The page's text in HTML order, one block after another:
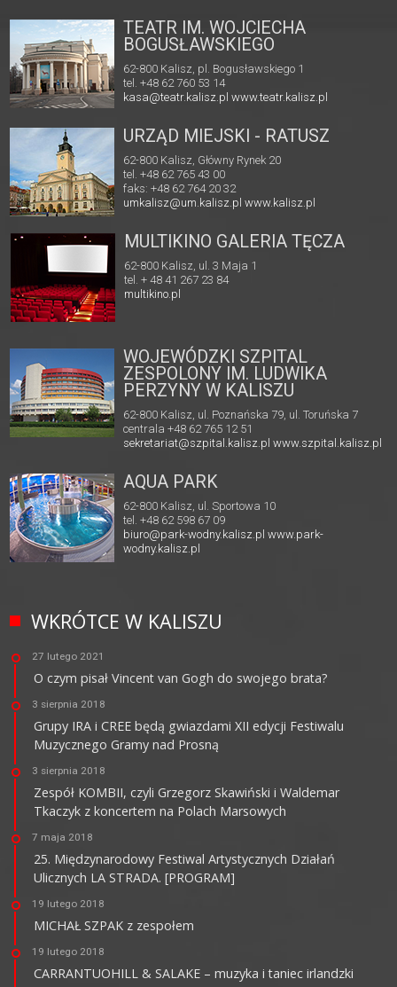
TEATR IM. WOJCIECHA
BOGUSŁAWSKIEGO
62-800 Kalisz, pl. Bogusławskiego 1
tel. +48 62 760 53 14
kasa@teatr.kalisz.pl www.teatr.kalisz.pl
URZĄD MIEJSKI - RATUSZ
62-800 Kalisz, Główny Rynek 20
tel. +48 62 765 43 00
faks: +48 62 764 20 32
umkalisz@um.kalisz.plwww.kalisz.pl
MULTIKINO GALERIA TĘCZA
62-800 Kalisz, ul. 3 Maja 1
tel. + 48 41 267 23 84
multikino.pl
WOJEWÓDZKI SZPITAL
ZESPOLONY IM. LUDWIKA
PERZYNY W KALISZU
62-800 Kalisz, ul. Poznańska 79, ul. Toruńska 7
centrala +48 62 765 12 51
sekretariat@szpital.kalisz.pl www.szpital.kalisz.pl
AQUA PARK
62-800 Kalisz, ul. Sportowa 10
tel. +48 62 598 67 09
biuro@park-wodny.kalisz.pl www.park-
wodny.kalisz.pl
WKRÓTCE W KALISZU
27 lutego 2021
O czym pisał Vincent van Gogh do swojego brata?
3 sierpnia 2018
Grupy IRA i CREE będą gwiazdami XII edycji Festiwalu
Muzycznego Gramy nad Prosną
3 sierpnia 2018
Zespół KOMBII, czyli Grzegorz Skawiński i Waldemar
Tkaczyk z koncertem na Polach Marsowych
7 maja 2018
25. Międzynarodowy Festiwal Artystycznych Działań
Ulicznych LA STRADA. [PROGRAM]
19 lutego 2018
MICHAŁ SZPAK z zespołem
19 lutego 2018
CARRANTUOHILL & SALAKE – muzyka i taniec irlandzki